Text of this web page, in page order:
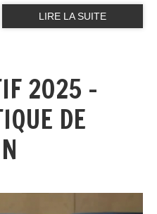
LIRE LA SUITE
2025 -
DE